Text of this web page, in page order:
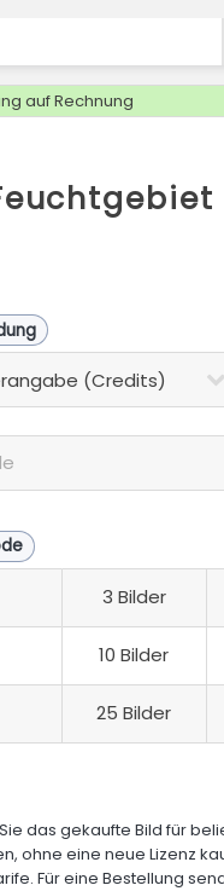
auf Rechnung
3 Bilder
10 Bilder
25 Bilder
das gekaufte Bild für
ohne eine neue Lizenz
Für eine Bestellung